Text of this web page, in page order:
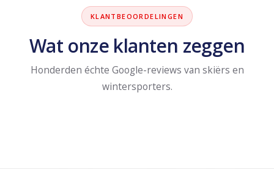
KLANTBEOORDELINGEN
Wat onze klanten zeggen
Honderden échte Google-reviews van skiërs en
wintersporters.